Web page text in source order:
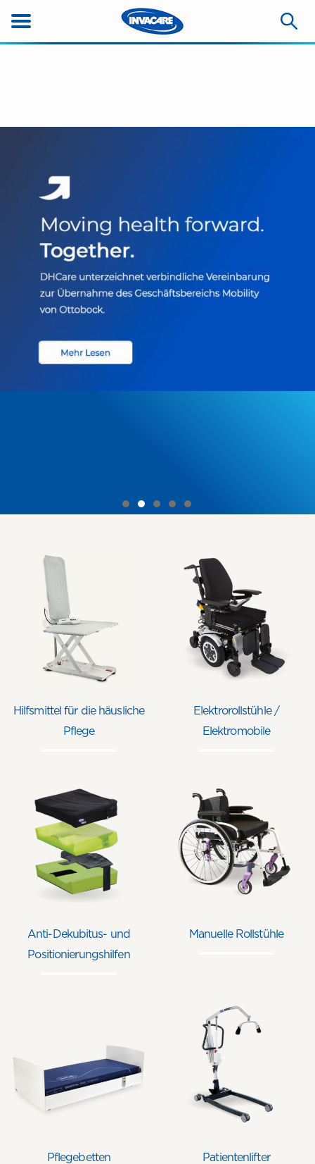
Hilfsmittel für die häusliche
Pflege
Elektrorollstühle /
Elektromobile
Anti-Dekubitus- und
Positionierungshilfen
Manuelle Rollstühle
Pflegebetten Patientenlifter